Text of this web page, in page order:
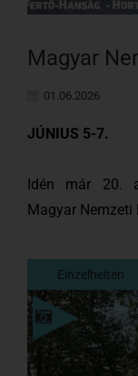
Magyar
01.06.2026
JÚNIUS 5-7.
Idén már 20.
Magyar Nemzeti
Einzelheiten
Einzelheiten